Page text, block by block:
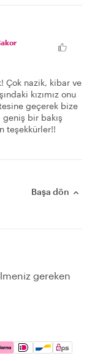
Çok nazik, kibar ve
kızımız onu
geçerek bize
geniş bir bakış
teşekkürler!!
Başa dön
gereken
Pay, Google